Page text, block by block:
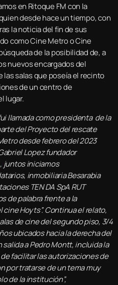
en Ritoque FM con la
desde hace un tiempo, con
la noticia del fin de sus
como Cine Metro o Cine
de la posibilidad de, a
nuevos encargados del
las salas que poseía el recinto
de un centro de
lugar.
llamada como presidenta de la
del Proyecto del rescate
desde febrero del 2023
Lopez fundador
juntos iniciamos
inmobiliaria Besarabia
TEN DA SpA RUT
de palabra frente a la
Hoyts”. Continua el relato,
de cine del segundo piso, 3/4
ubicados hacia la derecha del
a Pedro Montt, incluida la
facilitar las autorizaciones de
por tratarse de un tema muy
de la institución”,